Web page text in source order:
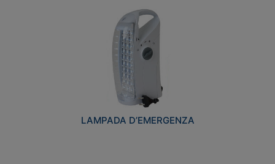
LAMPADA D’EMERGENZA